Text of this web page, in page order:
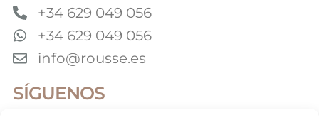
+34 629 049 056
+34 629 049 056
info@rousse.es
SÍGUENOS